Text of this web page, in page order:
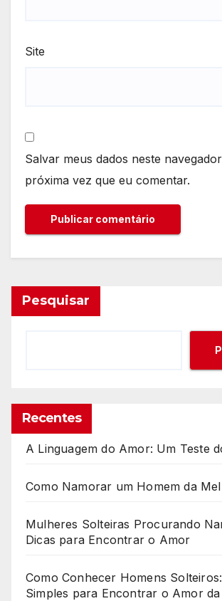
Site
Salvar meus dados neste
próxima vez que eu comentar.
Pesquisar
Recentes
A Linguagem do Amor: Um Teste
Como Namorar um Homem da
Mulheres Solteiras Procurando
Dicas para Encontrar o Amor
Como Conhecer Homens
Simples para Encontrar o Amor da